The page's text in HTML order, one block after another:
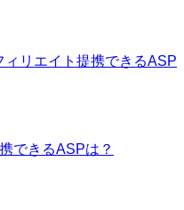
リエイト提携できるASP
できるASPは？